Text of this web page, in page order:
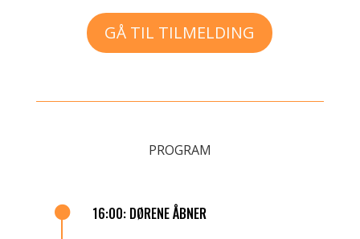
GÅ TIL TILMELDING
PROGRAM
 16:00: DØRENE ÅBNER